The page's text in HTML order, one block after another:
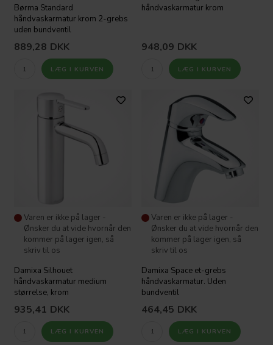
Børma Standard
håndvaskarmatur krom 2-grebs
uden bundventil
889,28 DKK
håndvaskarmatur krom
948,09 DKK
Varen er ikke på lager -
Ønsker du at vide hvornår den
kommer på lager igen, så
skriv til os
Damixa Silhouet
håndvaskarmatur medium
størrelse, krom
935,41 DKK
Varen er ikke på lager -
Ønsker du at vide hvornår den
kommer på lager igen, så
skriv til os
Damixa Space et-grebs
håndvaskarmatur. Uden
bundventil
464,45 DKK